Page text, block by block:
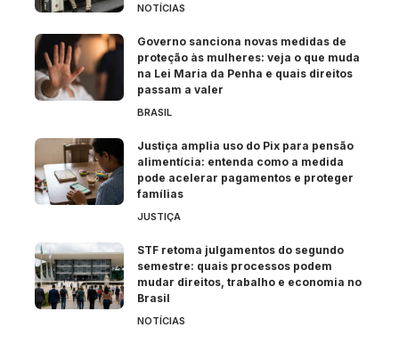
NOTÍCIAS
Governo sanciona novas medidas de
proteção às mulheres: veja o que muda
na Lei Maria da Penha e quais direitos
passam a valer
BRASIL
Justiça amplia uso do Pix para pensão
alimentícia: entenda como a medida
pode acelerar pagamentos e proteger
famílias
JUSTIÇA
STF retoma julgamentos do segundo
semestre: quais processos podem
mudar direitos, trabalho e economia no
Brasil
NOTÍCIAS